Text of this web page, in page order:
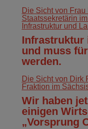
Die Sicht von
Staatssekretärin
Infrastruktur und
Infrastruktur
und muss
werden.
Die Sicht von Dirk
Fraktion im
Wir haben
einigen
„Vorsprung